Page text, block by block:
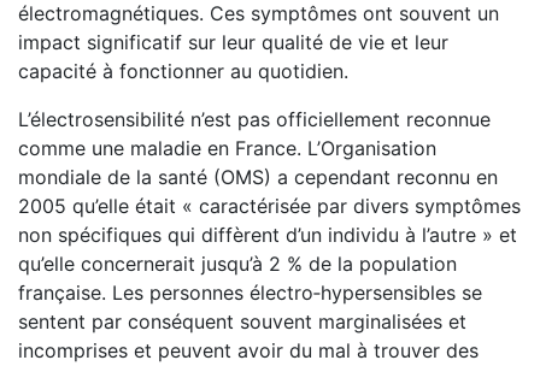
électromagnétiques. Ces symptômes ont souvent un
impact significatif sur leur qualité de vie et leur
capacité à fonctionner au quotidien.
L’électrosensibilité n’est pas officiellement reconnue
comme une maladie en France. L’Organisation
mondiale de la santé (OMS) a cependant reconnu en
2005 qu’elle était « caractérisée par divers symptômes
non spécifiques qui diffèrent d’un individu à l’autre » et
qu’elle concernerait jusqu’à 2 % de la population
française. Les personnes électro‑hypersensibles se
sentent par conséquent souvent marginalisées et
incomprises et peuvent avoir du mal à trouver des